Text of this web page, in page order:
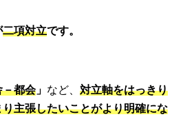
二項対立です。
－都会」 など、 対立軸をはっきり
主張したいことがより明確にな